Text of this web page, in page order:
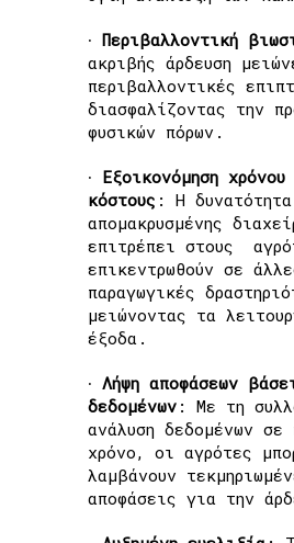
∙ Περιβαλλοντική
ακριβής άρδευση
περιβαλλοντικές
διασφαλίζοντας την
φυσικών πόρων.
∙ Εξοικονόμηση χρόνου
κόστους : Η δυνατότητα
απομακρυσμένης
επιτρέπει στους
επικεντρωθούν σε
παραγωγικές
μειώνοντας τα
έξοδα.
∙ Λήψη αποφάσεων βάσε
δεδομένων : Με τη
ανάλυση δεδομένων σε
χρόνο, οι αγρότες
λαμβάνουν
αποφάσεις για την